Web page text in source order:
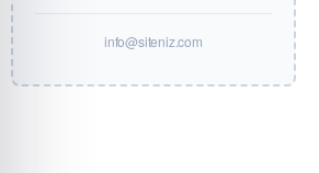
info@siteniz.com